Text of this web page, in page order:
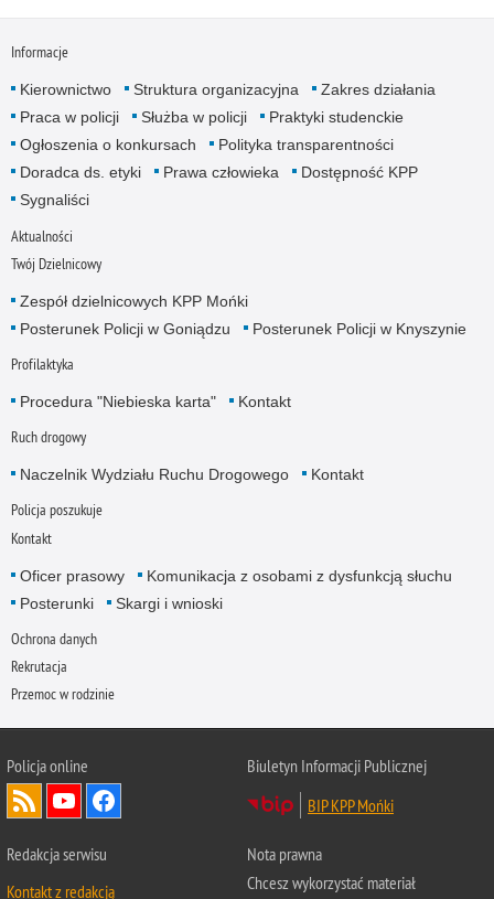
Informacje
Kierownictwo Struktura organizacyjna
Zakres działania
Praca w policji
Służba w policji
Praktyki studenckie
Ogłoszenia o konkursach
Polityka transparentności
Doradca ds. etyki
Prawa człowieka
Dostępność KPP
Sygnaliści
Aktualności
Twój Dzielnicowy
Zespół dzielnicowych KPP Mońki
Posterunek Policji w Goniądzu
Posterunek Policji w Knyszynie
Profilaktyka
Procedura "Niebieska karta" Kontakt
Ruch drogowy
Naczelnik Wydziału Ruchu Drogowego Kontakt
Policja poszukuje
Kontakt
Oficer prasowy
Komunikacja z osobami z dysfunkcją słuchu
Posterunki
Skargi i wnioski
Ochrona danych
Rekrutacja
Przemoc w rodzinie
Policja online
Biuletyn Informacji Publicznej
BIP KPP Mońki
Redakcja serwisu
Kontakt z redakcją
Nota prawna
Chcesz wykorzystać materiał